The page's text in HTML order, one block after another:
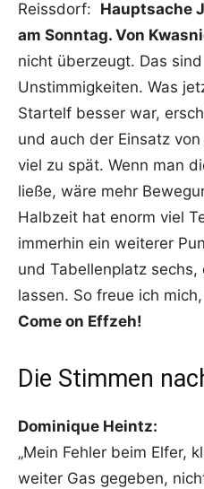
Reissdorf: Hauptsache
am Sonntag. Von
nicht überzeugt. Das
Unstimmigkeiten. Was
Startelf besser war,
und auch der Einsatz
viel zu spät. Wenn man
ließe, wäre mehr
Halbzeit hat enorm viel
immerhin ein weiterer
und Tabellenplatz sechs,
lassen. So freue ich
Come on Effzeh!
Die Stimmen
Dominique Heintz:
„Mein Fehler beim Elfer,
weiter Gas gegeben,